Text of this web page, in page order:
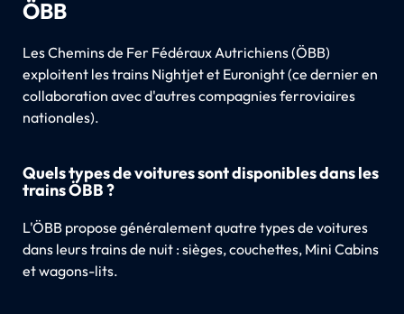
ÖBB
Les Chemins de Fer Fédéraux Autrichiens (ÖBB)
exploitent les trains Nightjet et Euronight (ce dernier en
collaboration avec d'autres compagnies ferroviaires
nationales).
Quels types de voitures sont disponibles dans les
trains ÖBB ?
L'ÖBB propose généralement quatre types de voitures
dans leurs trains de nuit : sièges, couchettes, Mini Cabins
et wagons-lits.